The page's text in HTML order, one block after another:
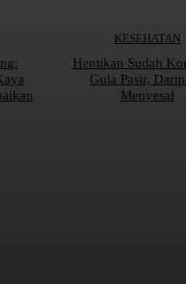
KESEHATAN
Hentikan Sudah
Gula Pasir,
Menyesal